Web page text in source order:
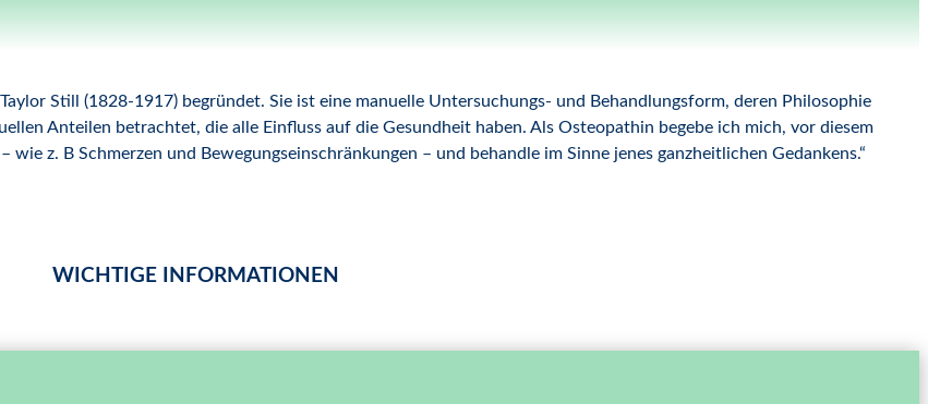
Still (1828-1917) begründet. Sie ist eine manuelle Untersuchungs- und Behandlungsform, deren Philosophie
Anteilen betrachtet, die alle Einfluss auf die Gesundheit haben. Als Osteopathin begebe ich mich, vor diesem
z. B Schmerzen und Bewegungseinschränkungen – und behandle im Sinne jenes ganzheitlichen Gedankens.“
WICHTIGE INFORMATIONEN